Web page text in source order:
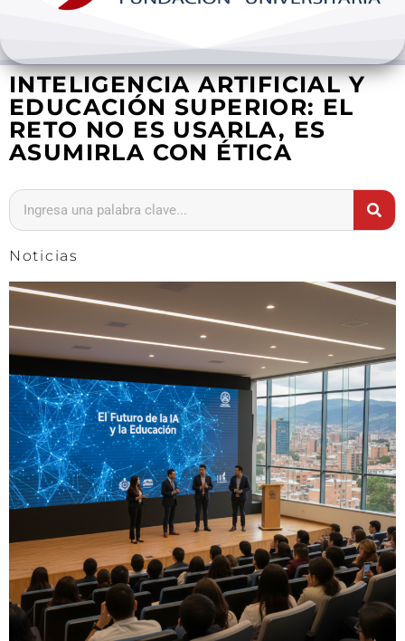
Internacionalización
Investigación
INTELIGENCIA ARTIFICIAL Y
EDUCACIÓN SUPERIOR: EL
RETO NO ES USARLA, ES
ASUMIRLA CON ÉTICA
Noticias